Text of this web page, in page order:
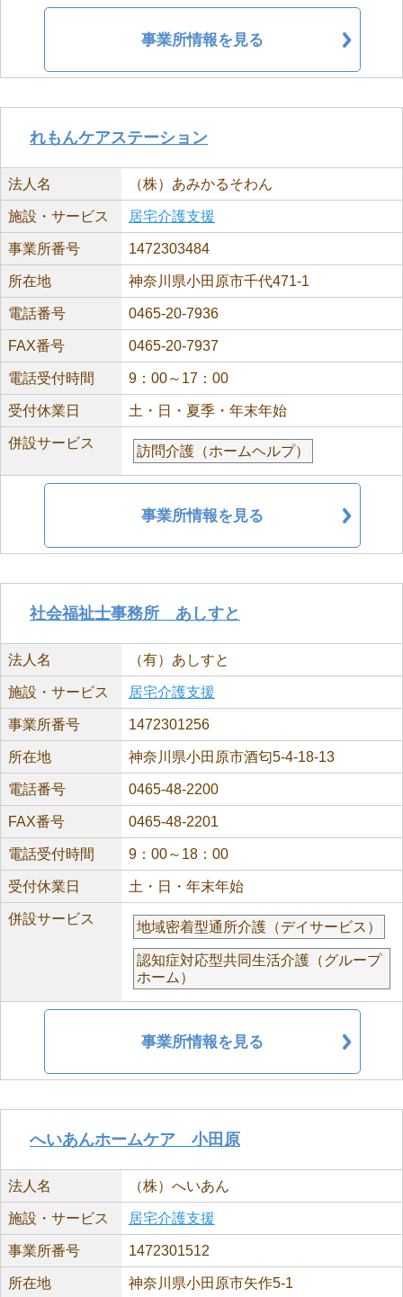
事業所情報を見る
れもんケアステーション
法人名 （株）あみかるそわん
施設・サービス 居宅介護支援
事業所番号 1472303484
所在地 神奈川県小田原市千代471-1
電話番号 0465-20-7936
FAX番号 0465-20-7937
電話受付時間 9：00～17：00
受付休業日 土・日・夏季・年末年始
併設サービス
訪問介護（ホームヘルプ）
事業所情報を見る
社会福祉士事務所 あしすと
法人名 （有）あしすと
施設・サービス 居宅介護支援
事業所番号 1472301256
所在地 神奈川県小田原市酒匂5-4-18-13
電話番号 0465-48-2200
FAX番号 0465-48-2201
電話受付時間 9：00～18：00
受付休業日 土・日・年末年始
併設サービス
地域密着型通所介護（デイサービス）
認知症対応型共同生活介護（グループ
ホーム）
事業所情報を見る
へいあんホームケア 小田原
法人名 （株）へいあん
施設・サービス 居宅介護支援
事業所番号 1472301512
所在地 神奈川県小田原市矢作5-1